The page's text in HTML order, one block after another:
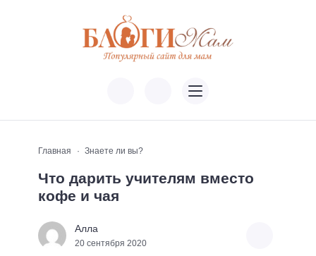
Главная Знаете ли вы?
Что дарить учителям вместо
кофе и чая
Алла
20 сентября 2020